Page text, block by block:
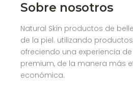
Sobre nosotros
Natural Skin productos de
de la piel. utilizando
ofreciendo una experiencia
premium, de la manera más
económica.